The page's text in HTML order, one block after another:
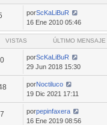
porScKaLiBuR
16 Ene 2010 05:46
VISTAS ÚLTIMO MENSAJE
porScKaLiBuR
29 Jun 2018 15:30
porNoctiluco
19 Dic 2021 17:11
porpepinfaxera
16 Ene 2019 08:56